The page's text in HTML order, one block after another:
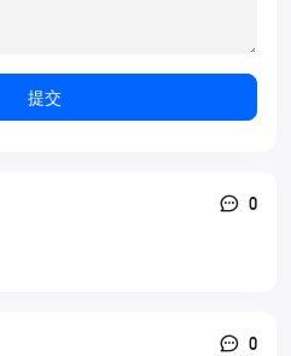
提交
0
0